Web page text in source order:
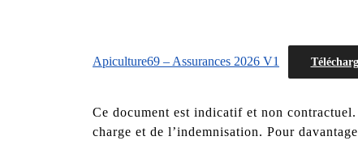
Apiculture69 – Assurances 2026 V1
Ce document est indicatif et non
charge et de l’indemnisation. Pour